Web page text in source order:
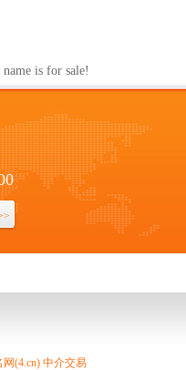
is for sale!
网(4.cn) 中介交易